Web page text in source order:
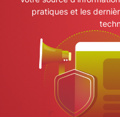
pratiques et les